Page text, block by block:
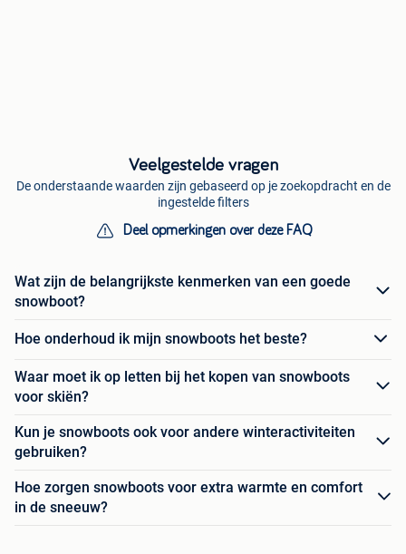
Veelgestelde vragen
De onderstaande waarden zijn gebaseerd op je zoekopdracht en de
ingestelde filters
Deel opmerkingen over deze FAQ
Wat zijn de belangrijkste kenmerken van een goede
snowboot?
Hoe onderhoud ik mijn snowboots het beste?
Waar moet ik op letten bij het kopen van snowboots
voor skiën?
Kun je snowboots ook voor andere winteractiviteiten
gebruiken?
Hoe zorgen snowboots voor extra warmte en comfort
in de sneeuw?